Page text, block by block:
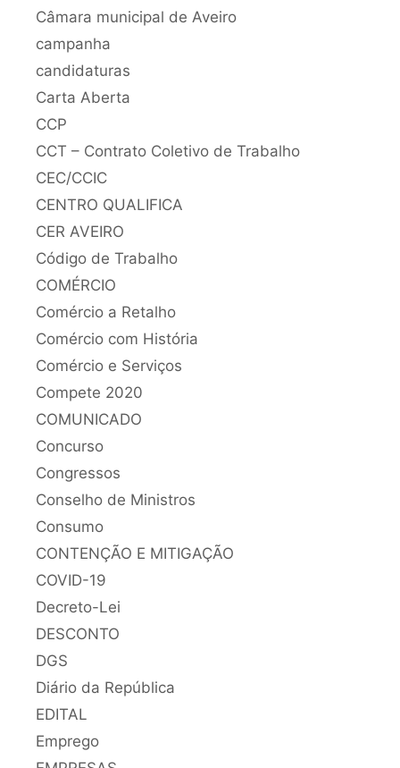
Câmara municipal de Aveiro
campanha
candidaturas
Carta Aberta
CCP
CCT – Contrato Coletivo de Trabalho
CEC/CCIC
CENTRO QUALIFICA
CER AVEIRO
Código de Trabalho
COMÉRCIO
Comércio a Retalho
Comércio com História
Comércio e Serviços
Compete 2020
COMUNICADO
Concurso
Congressos
Conselho de Ministros
Consumo
CONTENÇÃO E MITIGAÇÃO
COVID-19
Decreto-Lei
DESCONTO
DGS
Diário da República
EDITAL
Emprego